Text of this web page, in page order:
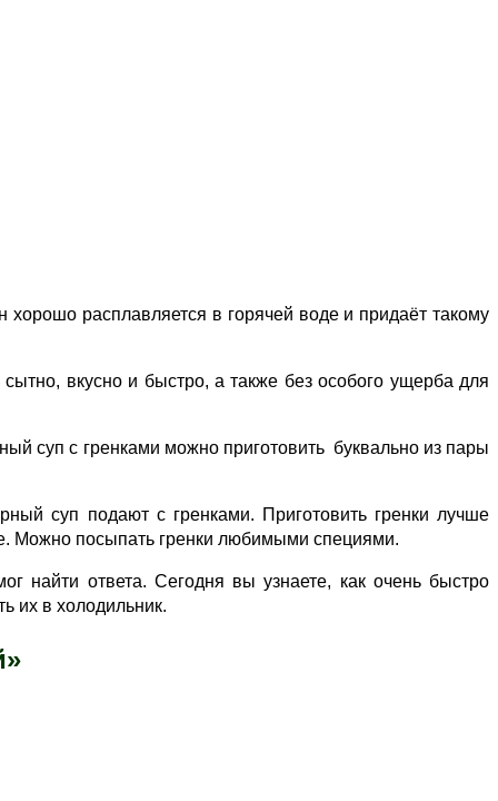
расплавляется в горячей воде и придаёт такому
вкусно и быстро, а также без особого ущерба для
суп с гренками можно приготовить буквально из пары
суп подают с гренками. Приготовить гренки лучше
Можно посыпать гренки любимыми специями.
найти ответа. Сегодня вы узнаете, как очень быстро
их в холодильник.